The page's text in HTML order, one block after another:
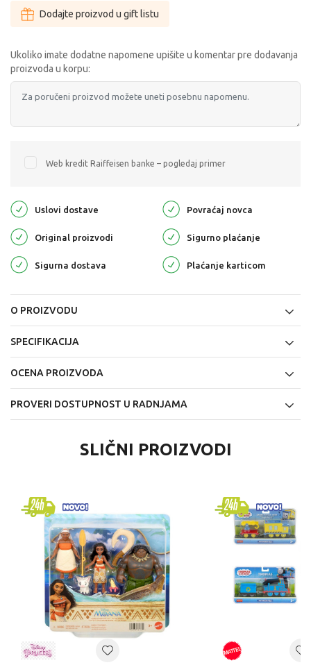
Dodajte proizvod u gift listu
Ukoliko imate dodatne napomene upišite u komentar pre dodavanja
proizvoda u korpu:
Web kredit Raiffeisen banke – pogledaj primer
Uslovi dostave Povraćaj novca
Original proizvodi Sigurno plaćanje
Sigurna dostava Plaćanje karticom
O PROIZVODU
SPECIFIKACIJA
OCENA PROIZVODA
PROVERI DOSTUPNOST U RADNJAMA
SLIČNI PROIZVODI